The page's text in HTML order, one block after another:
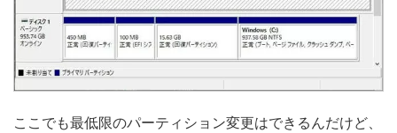
ここでも最低限のパーティション変更はできるんだけど、